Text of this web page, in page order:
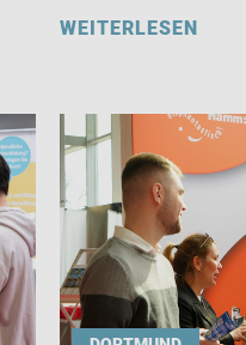
WEITERLESEN